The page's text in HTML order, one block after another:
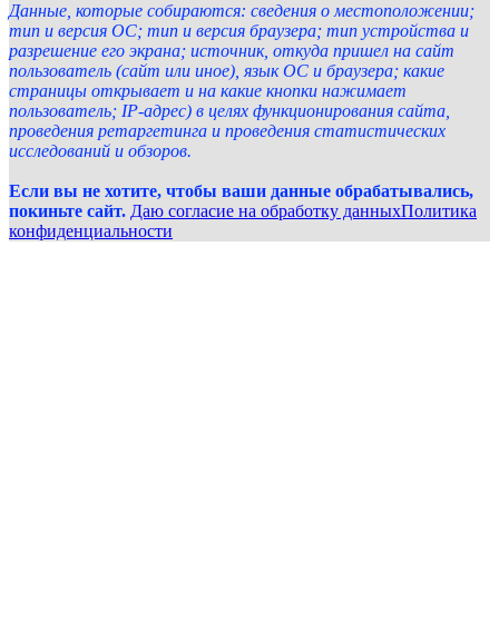
Данные, которые собираются: сведения о местоположении;
тип и версия ОС; тип и версия браузера; тип устройства и
разрешение его экрана; источник, откуда пришел на сайт
пользователь (сайт или иное), язык ОС и браузера; какие
страницы открывает и на какие кнопки нажимает
пользователь; IP-адрес) в целях функционирования сайта,
проведения ретаргетинга и проведения статистических
исследований и обзоров.
Если вы не хотите, чтобы ваши данные обрабатывались,
покиньте сайт. Даю согласие на обработку данныхПолитика
конфиденциальности